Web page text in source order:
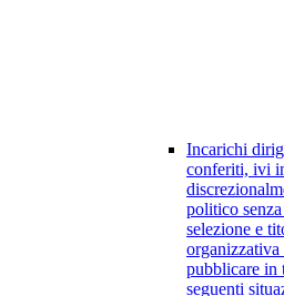
Incarichi
conferiti, ivi
politico
selezione e
pubblicare in
seguenti